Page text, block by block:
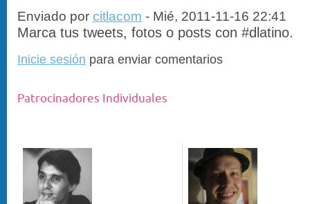
Enviado por citlacom - Mié, 2011-11-16 22:41
Marca tus tweets, fotos o posts con #dlatino.
Inicie sesión para enviar comentarios
Patrocinadores Individuales